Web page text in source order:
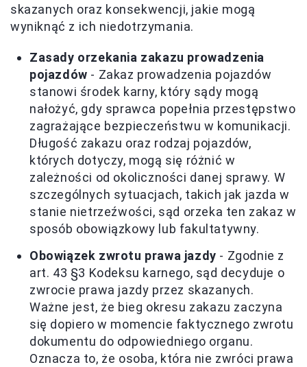
skazanych oraz konsekwencji, jakie mogą
wyniknąć z ich niedotrzymania.
Zasady orzekania zakazu prowadzenia
pojazdów - Zakaz prowadzenia pojazdów
stanowi środek karny, który sądy mogą
nałożyć, gdy sprawca popełnia przestępstwo
zagrażające bezpieczeństwu w komunikacji.
Długość zakazu oraz rodzaj pojazdów,
których dotyczy, mogą się różnić w
zależności od okoliczności danej sprawy. W
szczególnych sytuacjach, takich jak jazda w
stanie nietrzeźwości, sąd orzeka ten zakaz w
sposób obowiązkowy lub fakultatywny.
Obowiązek zwrotu prawa jazdy - Zgodnie z
art. 43 §3 Kodeksu karnego, sąd decyduje o
zwrocie prawa jazdy przez skazanych.
Ważne jest, że bieg okresu zakazu zaczyna
się dopiero w momencie faktycznego zwrotu
dokumentu do odpowiedniego organu.
Oznacza to, że osoba, która nie zwróci prawa